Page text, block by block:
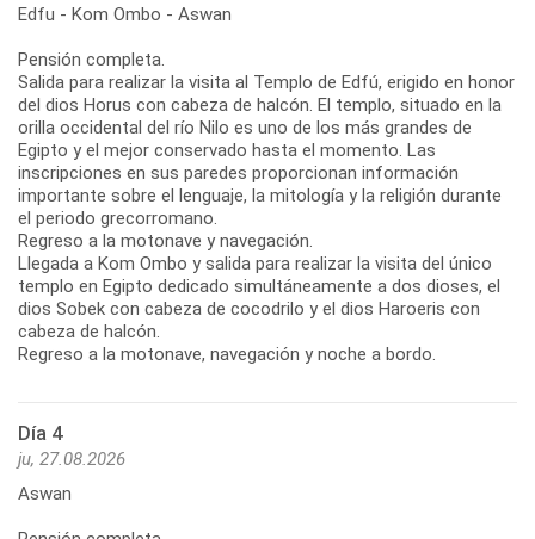
Edfu - Kom Ombo - Aswan
Pensión completa.
Salida para realizar la visita al Templo de Edfú, erigido en honor
del dios Horus con cabeza de halcón. El templo, situado en la
orilla occidental del río Nilo es uno de los más grandes de
Egipto y el mejor conservado hasta el momento. Las
inscripciones en sus paredes proporcionan información
importante sobre el lenguaje, la mitología y la religión durante
el periodo grecorromano.
Regreso a la motonave y navegación.
Llegada a Kom Ombo y salida para realizar la visita del único
templo en Egipto dedicado simultáneamente a dos dioses, el
dios Sobek con cabeza de cocodrilo y el dios Haroeris con
cabeza de halcón.
Regreso a la motonave, navegación y noche a bordo.
Día 4
ju, 27.08.2026
Aswan